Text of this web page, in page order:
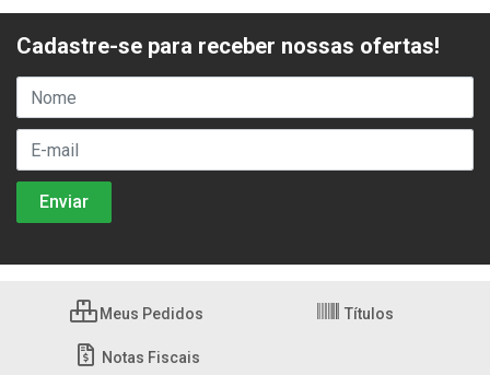
Cadastre-se para receber nossas ofertas!
Meus Pedidos Títulos
Notas Fiscais